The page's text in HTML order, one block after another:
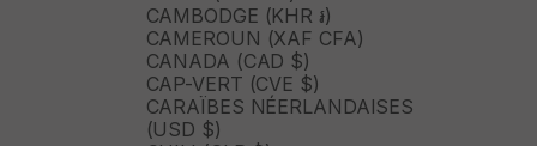
CAMBODGE (KHR ៛)
CAMEROUN (XAF CFA)
CANADA (CAD $)
CAP-VERT (CVE $)
CARAÏBES NÉERLANDAISES
(USD $)